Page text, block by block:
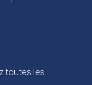
toutes les